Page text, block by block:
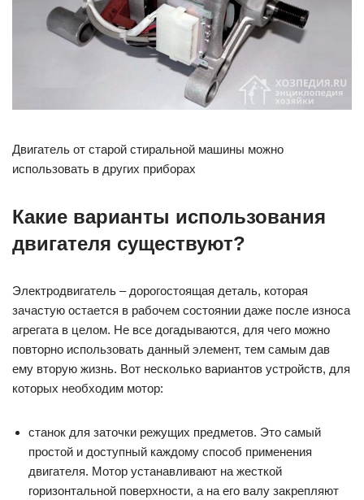
Двигатель от старой стиральной машины можно
использовать в других приборах
Какие варианты использования
двигателя существуют?
Электродвигатель – дорогостоящая деталь, которая
зачастую остается в рабочем состоянии даже после износа
агрегата в целом. Не все догадываются, для чего можно
повторно использовать данный элемент, тем самым дав
ему вторую жизнь. Вот несколько вариантов устройств, для
которых необходим мотор:
станок для заточки режущих предметов. Это самый
простой и доступный каждому способ применения
двигателя. Мотор устанавливают на жесткой
горизонтальной поверхности, а на его валу закрепляют